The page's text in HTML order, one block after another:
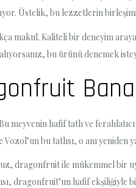
Üstelik, bu lezzetlerin
makul. Kaliteli bir deneyim
bu ürünü denemek
hafif tatlı ve
bu tatlısı, o anı
dragonfruit ile mükemmel bir
dragonfruit’un hafif ekşiliğiyle